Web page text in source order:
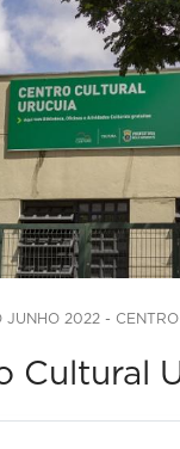
JUNHO 2022 -
Cultural